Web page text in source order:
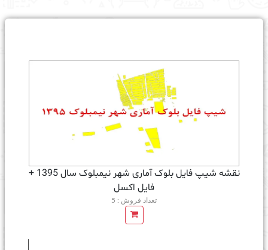
نقشه شیپ فایل بلوک آماری شهر نیمبلوک سال 1395 +
فايل اكسل
تعداد فروش : 5